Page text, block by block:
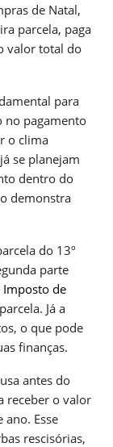
de Natal,
parcela, paga
valor total do
para
no pagamento
o clima
se planejam
dentro do
demonstra
do 13º
parte
Imposto de
Já a
o que pode
finanças.
antes do
receber o valor
Esse
rescisórias,